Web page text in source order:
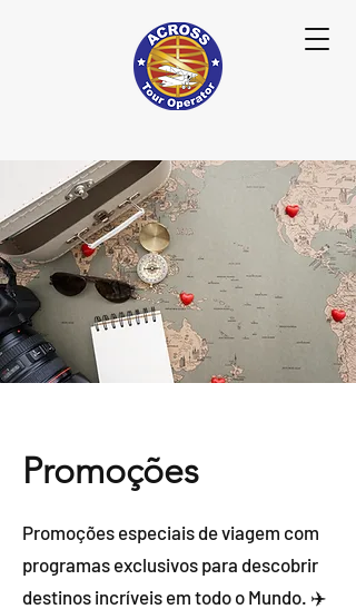
Promoções
Promoções especiais de viagem com
programas exclusivos para descobrir
destinos incríveis em todo o Mundo. ✈️